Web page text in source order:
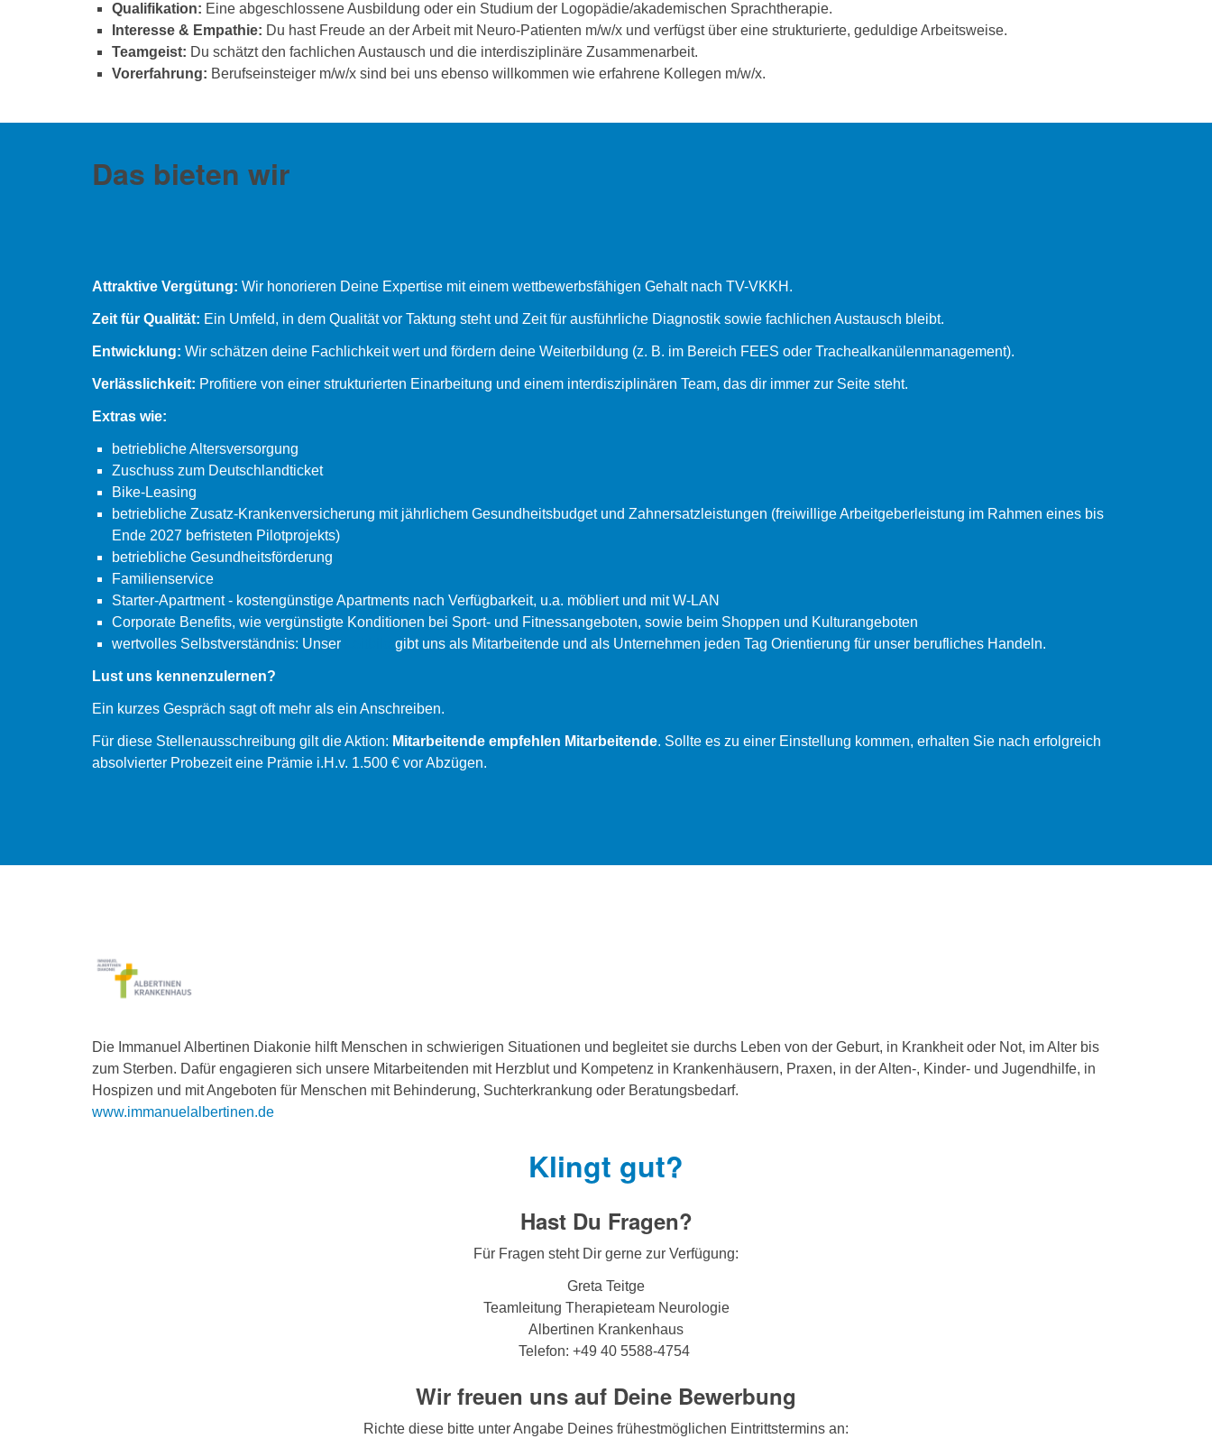
Qualifikation: Eine abgeschlossene Ausbildung oder ein Studium der Logopädie/akademischen Sprachtherapie.
Interesse & Empathie: Du hast Freude an der Arbeit mit Neuro-Patienten m/w/x und verfügst über eine strukturierte, geduldige Arbeitsweise.
Teamgeist: Du schätzt den fachlichen Austausch und die interdisziplinäre Zusammenarbeit.
Vorerfahrung: Berufseinsteiger m/w/x sind bei uns ebenso willkommen wie erfahrene Kollegen m/w/x.
Das bieten wir
Attraktive Vergütung: Wir honorieren Deine Expertise mit einem wettbewerbsfähigen Gehalt nach TV-VKKH.
Zeit für Qualität: Ein Umfeld, in dem Qualität vor Taktung steht und Zeit für ausführliche Diagnostik sowie fachlichen Austausch bleibt.
Entwicklung: Wir schätzen deine Fachlichkeit wert und fördern deine Weiterbildung (z. B. im Bereich FEES oder Trachealkanülenmanagement).
Verlässlichkeit: Profitiere von einer strukturierten Einarbeitung und einem interdisziplinären Team, das dir immer zur Seite steht.
Extras wie:
betriebliche Altersversorgung
Zuschuss zum Deutschlandticket
Bike-Leasing
betriebliche Zusatz-Krankenversicherung mit jährlichem Gesundheitsbudget und Zahnersatzleistungen (freiwillige Arbeitgeberleistung im Rahmen eines bis
Ende 2027 befristeten Pilotprojekts)
betriebliche Gesundheitsförderung
Familienservice
Starter-Apartment - kostengünstige Apartments nach Verfügbarkeit, u.a. möbliert und mit W-LAN
Corporate Benefits, wie vergünstigte Konditionen bei Sport- und Fitnessangeboten, sowie beim Shoppen und Kulturangeboten
wertvolles Selbstverständnis: Unser
gibt uns als Mitarbeitende und als Unternehmen jeden Tag Orientierung für unser berufliches Handeln.
Lust uns kennenzulernen?
Ein kurzes Gespräch sagt oft mehr als ein Anschreiben.
Für diese Stellenausschreibung gilt die Aktion: Mitarbeitende empfehlen Mitarbeitende. Sollte es zu einer Einstellung kommen, erhalten Sie nach erfolgreich
absolvierter Probezeit eine Prämie i.H.v. 1.500 € vor Abzügen.
Die Immanuel Albertinen Diakonie hilft Menschen in schwierigen Situationen und begleitet sie durchs Leben von der Geburt, in Krankheit oder Not, im Alter bis
zum Sterben. Dafür engagieren sich unsere Mitarbeitenden mit Herzblut und Kompetenz in Krankenhäusern, Praxen, in der Alten-, Kinder- und Jugendhilfe, in
Hospizen und mit Angeboten für Menschen mit Behinderung, Suchterkrankung oder Beratungsbedarf.
www.immanuelalbertinen.de
Klingt gut?
Hast Du Fragen?
Für Fragen steht Dir gerne zur Verfügung:
Greta Teitge
Teamleitung Therapieteam Neurologie
Albertinen Krankenhaus
Telefon: +49 40 5588-4754
Wir freuen uns auf Deine Bewerbung
Richte diese bitte unter Angabe Deines frühestmöglichen Eintrittstermins an: